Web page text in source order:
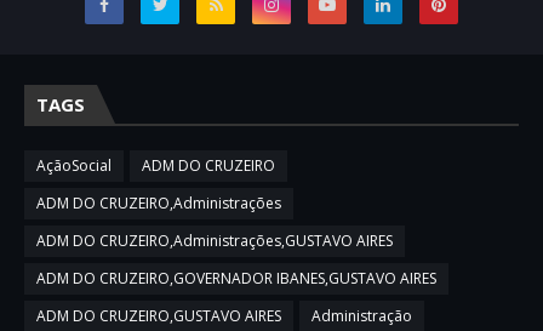
TAGS
AçãoSocial
ADM DO CRUZEIRO
ADM DO CRUZEIRO,Administrações
ADM DO CRUZEIRO,Administrações,GUSTAVO AIRES
ADM DO CRUZEIRO,GOVERNADOR IBANES,GUSTAVO AIRES
ADM DO CRUZEIRO,GUSTAVO AIRES
Administração